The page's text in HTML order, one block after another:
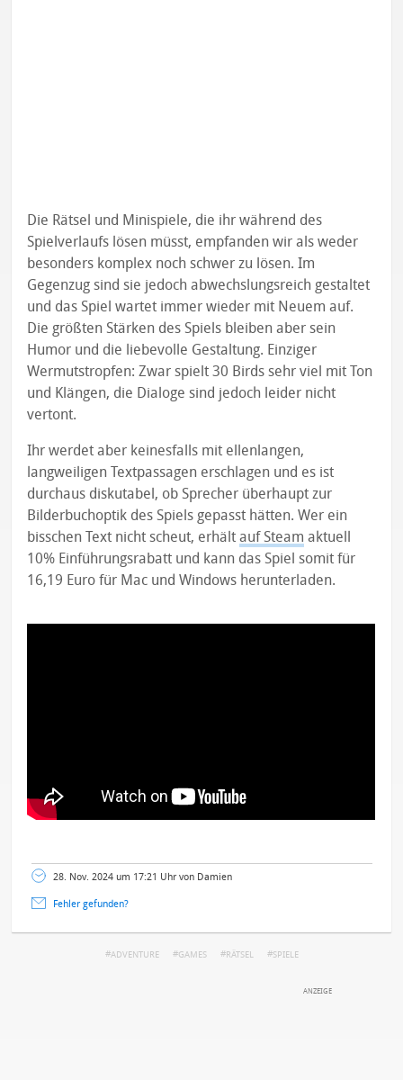
Die Rätsel und Minispiele, die ihr während des
Spielverlaufs lösen müsst, empfanden wir als weder
besonders komplex noch schwer zu lösen. Im
Gegenzug sind sie jedoch abwechslungsreich gestaltet
und das Spiel wartet immer wieder mit Neuem auf.
Die größten Stärken des Spiels bleiben aber sein
Humor und die liebevolle Gestaltung. Einziger
Wermutstropfen: Zwar spielt 30 Birds sehr viel mit Ton
und Klängen, die Dialoge sind jedoch leider nicht
vertont.
Ihr werdet aber keinesfalls mit ellenlangen,
langweiligen Textpassagen erschlagen und es ist
durchaus diskutabel, ob Sprecher überhaupt zur
Bilderbuchoptik des Spiels gepasst hätten. Wer ein
bisschen Text nicht scheut, erhältauf Steam aktuell
10% Einführungsrabatt und kann das Spiel somit für
16,19 Euro für Mac und Windows herunterladen.
28. Nov. 2024 um 17:21 Uhr von Damien
Fehler gefunden?
ADVENTURE GAMES RÄTSEL SPIELE